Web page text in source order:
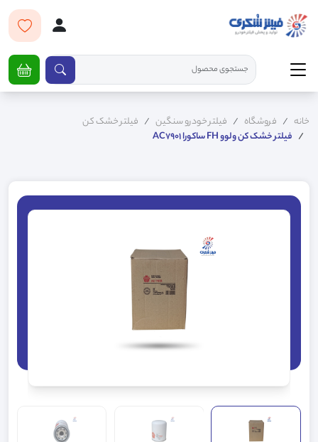
خانه فروشگاه فیلتر خودرو سنگین
فیلتر خشک کن
فيلتر خشک کن ولوو FH ساکورا AC7901